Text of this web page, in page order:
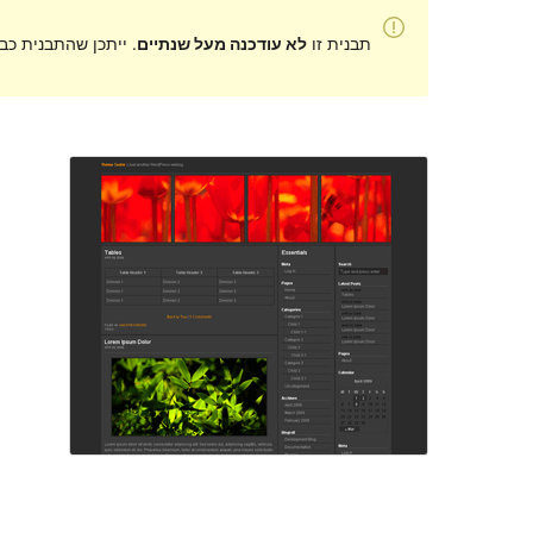
תבנית זולא עודכנה מעל שנתיים. ייתכן שהתבנית